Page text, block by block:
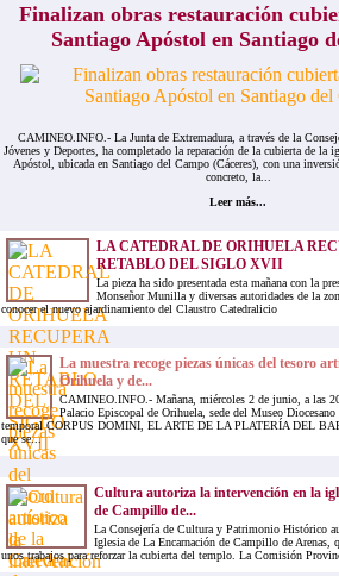
Finalizan obras restauración
Santiago Apóstol en Santiago
CAMINEO.INFO.- La Junta de Extremadura, a través de la
Jóvenes y Deportes, ha completado la reparación de la cubierta de la
Apóstol, ubicada en Santiago del Campo (Cáceres), con una
concreto, la...
Leer más...
LA CATEDRAL DE ORIHUELA
RETABLO DEL SIGLO XVII
La pieza ha sido presentada esta mañana con la
Monseñor Munilla y diversas autoridades de la
conocer el nuevo ajardinamiento del Claustro Catedralicio
La muestra recoge piezas únicas del tesoro
Orihuela y de...
CAMINEO.INFO.- Mañana, miércoles 2 de junio, a las
Palacio Episcopal de Orihuela, sede del Museo
temporal CORPUS DOMINI, EL ARTE DE LA PLATERÍA DEL
que se...
Cultura autoriza la intervención en la
de Campillo de...
La Consejería de Cultura y Patrimonio Histórico
Iglesia de La Encarnación de Campillo de Arenas,
unos trabajos para reforzar la cubierta del templo. La Comisión